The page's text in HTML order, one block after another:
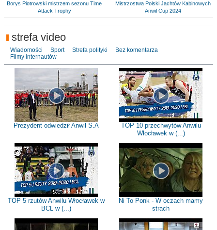
Borys Piotrowski mistrzem sezonu Time
Attack Trophy
Mistrzostwa Polski Jachtów Kabinowych
Anwil Cup 2024
strefa video
Wiadomości Sport Strefa polityki
Bez komentarza
Filmy internautów
Prezydent odwiedził Anwil S.A
TOP 10 przechwytów Anwilu
Włocławek w (...)
TOP 5 rzutów Anwilu Włocławek w
BCL w (...)
Ni To Ponk - W oczach mamy
strach